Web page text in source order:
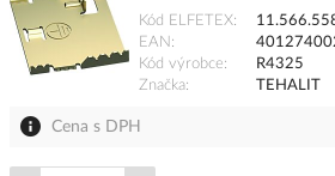
Kód ELFETEX
EAN
Kód výrobce
R4325
Značka
TEHALIT
Cena s DPH